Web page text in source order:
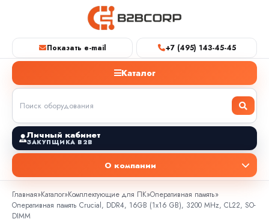
Показать e-mail +7 (495) 143-45-45
Каталог
Личный кабинет
ЗАКУПЩИКА B2B
О компании
Главная»Каталог»Комплектующие для ПК»Оперативная память»
Оперативная память Crucial, DDR4, 16GB (1x16 GB), 3200 MHz, CL22, SO-
DIMM